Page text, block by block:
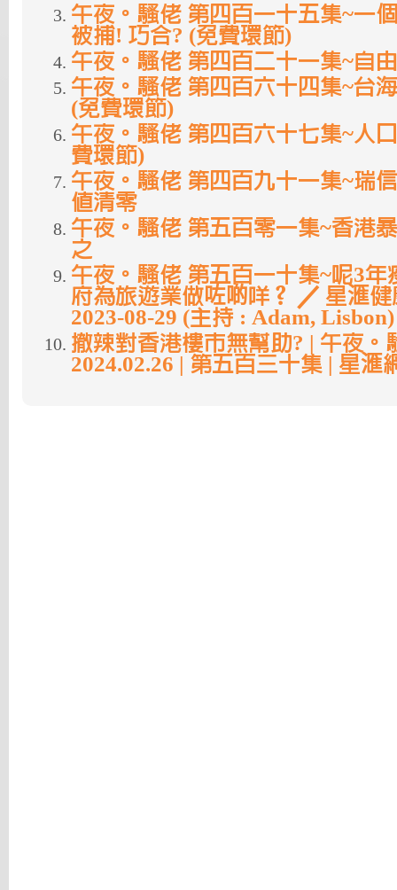
午夜。騷佬 第四百一十五集~一
被捕! 巧合? (免費環節)
午夜。騷佬 第四百二十一集~自
午夜。騷佬 第四百六十四集~台
(免費環節)
午夜。騷佬 第四百六十七集~人
費環節)
午夜。騷佬 第四百九十一集~瑞
值清零
午夜。騷佬 第五百零一集~香港
之
午夜。騷佬 第五百一十集~呢3年
府為旅遊業做咗啲咩？ ／ 星滙
2023-08-29 (主持 : Adam, Lisbon)
撤辣對香港樓市無幫助? | 午夜。
2024.02.26 | 第五百三十集 | 星滙